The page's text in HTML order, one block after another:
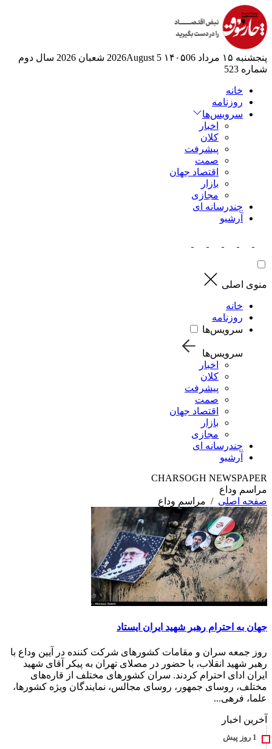
پنجشنبه ۱۵ مرداد ۱۴۰۵ 06 2026August 5 شعبان 2026
سال دوم
شماره 523
خانه
روزنامه
سرویس‌ها
اخبار
کلان
پیشرفت
صمت
اقتصاد جهان
بازار
مجازی
چندرسانه ای
آرشیو
منوی اصلی
خانه
روزنامه
سرویس‌ها
سرویس‌ها
اخبار
کلان
پیشرفت
صمت
اقتصاد جهان
بازار
مجازی
چندرسانه ای
آرشیو
CHARSOGH NEWSPAPER
مراسم وداع
صفحه اصلی / مراسم وداع
جهان به احترام رهبر شهید ایران ایستاد
روز جمعه سران و مقامات کشور‌های شرکت کننده در آیین وداع با
رهبر شهید انقلاب، با حضور در مصلای تهران به پیکر آقای شهید
ایران ادای احترام کردند. سران کشورهای مختلف از قاره‌های
مختلف، روسای جمهور، روسای مجالس، نمایندگان ویژه کشورها،
علما، فرهی...
آخرین اخبار